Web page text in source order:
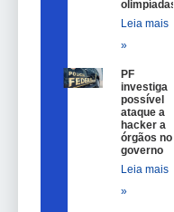
olimpíadas
Leia mais
»
PF
investiga
possível
ataque a
hacker a
órgãos no
governo
Leia mais
»